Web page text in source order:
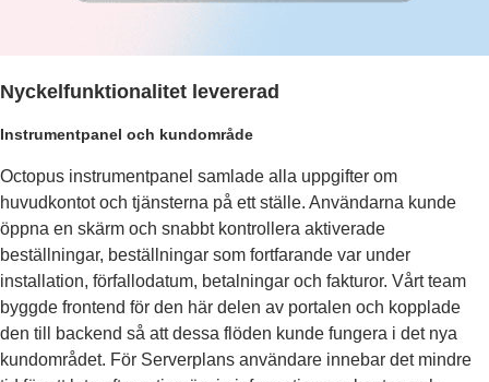
Nyckelfunktionalitet levererad
Instrumentpanel och kundområde
Octopus instrumentpanel samlade alla uppgifter om
huvudkontot och tjänsterna på ett ställe. Användarna kunde
öppna en skärm och snabbt kontrollera aktiverade
beställningar, beställningar som fortfarande var under
installation, förfallodatum, betalningar och fakturor. Vårt team
byggde frontend för den här delen av portalen och kopplade
den till backend så att dessa flöden kunde fungera i det nya
kundområdet. För Serverplans användare innebar det mindre